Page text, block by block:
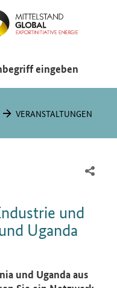
STARTEN
VERANSTALTUNGEN
und
Uganda
und Uganda aus